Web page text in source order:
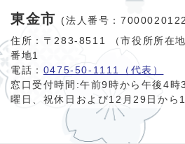
東金市
(法人番号：
住所：〒283-8511 （市役所所在
番地1
電話： 0475-50-1111（代表）
窓口受付時間:午前9時から午後4時
曜日、祝休日および12月29日から